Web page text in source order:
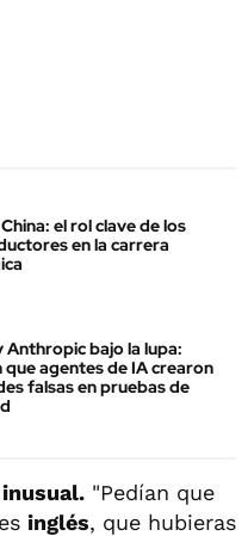
el rol clave de los
en la carrera
Anthropic bajo la lupa:
agentes de IA crearon
falsas en pruebas de
"Pedían que
inglés, que hubieras